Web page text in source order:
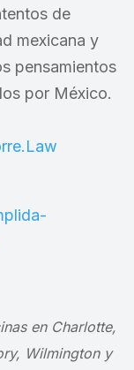
de
mexicana y
pensamientos
por México.
en Charlotte,
Wilmington y